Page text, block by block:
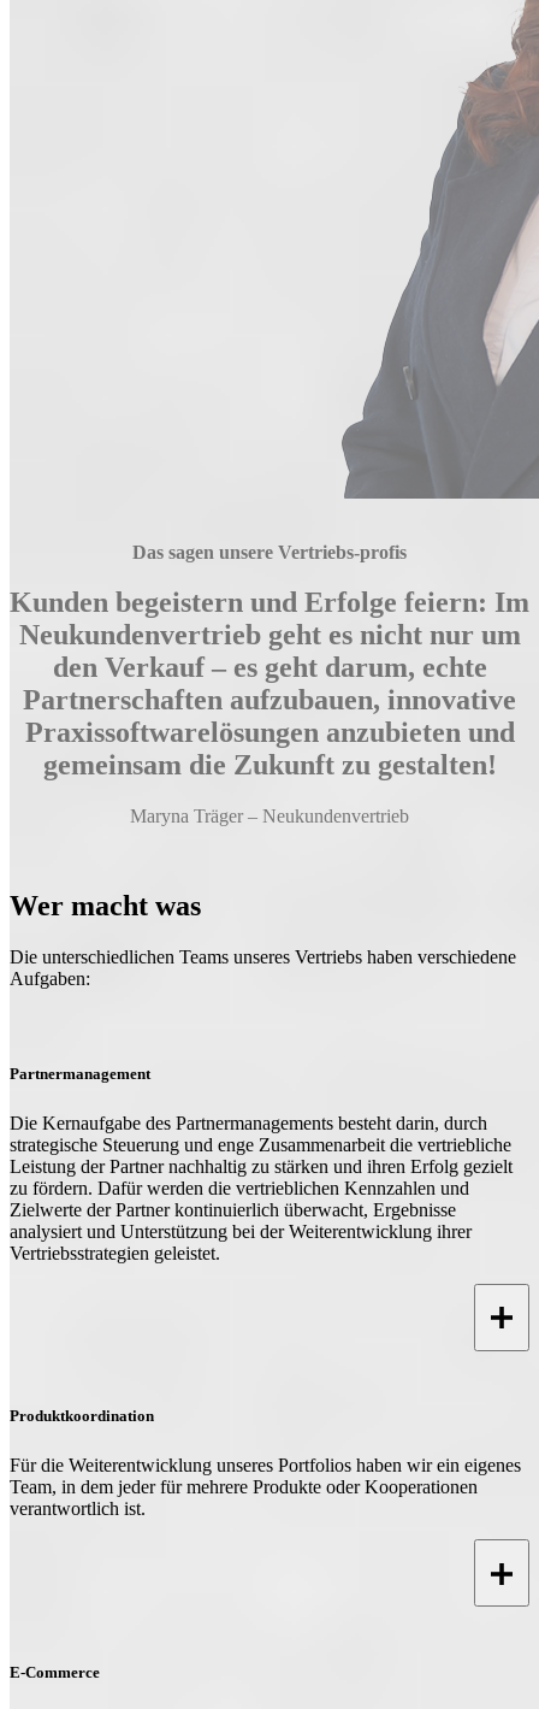
Das sagen unsere Vertriebs-profis
Kunden begeistern und Erfolge feiern: Im
Neukundenvertrieb geht es nicht nur um
den Verkauf – es geht darum, echte
Partnerschaften aufzubauen, innovative
Praxissoftwarelösungen anzubieten und
gemeinsam die Zukunft zu gestalten!
Maryna Träger – Neukundenvertrieb
Wer macht was
Die unterschiedlichen Teams unseres Vertriebs haben verschiedene
Aufgaben:
Partnermanagement
Die Kernaufgabe des Partnermanagements besteht darin, durch
strategische Steuerung und enge Zusammenarbeit die vertriebliche
Leistung der Partner nachhaltig zu stärken und ihren Erfolg gezielt
zu fördern. Dafür werden die vertrieblichen Kennzahlen und
Zielwerte der Partner kontinuierlich überwacht, Ergebnisse
analysiert und Unterstützung bei der Weiterentwicklung ihrer
Vertriebsstrategien geleistet.
Produktkoordination
Für die Weiterentwicklung unseres Portfolios haben wir ein eigenes
Team, in dem jeder für mehrere Produkte oder Kooperationen
verantwortlich ist.
E-Commerce